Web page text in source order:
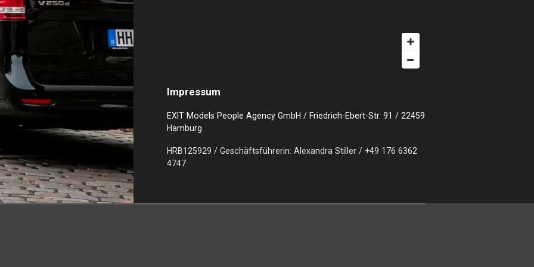
Impressum
EXIT Models People Agency GmbH / Friedrich-Ebert-Str. 91 / 22459
Hamburg
HRB125929 / Geschäftsführerin: Alexandra Stiller / +49 176 6362
4747